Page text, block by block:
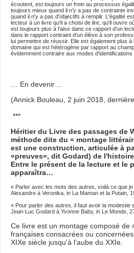
écoutent, est toujours un frein au processus
toujours mieux quand il n'y a pas de contrainte
quand il n'y a pas d'objectifs à remplir. L'égalité
lecteur à un livre qu'il a choisi de lire, qu'il ouvre
est toujours plus à l'aise dans ce rapport d'un
dans le rapport contraint d'un élève à son
lui permettre de réussir. Elle est également plus
domaine qui est hétérogène par rapport au
évidemment contraire aux modes
… En devenir…
(Annick Bouleau, 2 juin 2018,
***
Héritier du Livre des passages de
méthode dite du « montage
est une construction, articulée à
«preuves», dit Godard) de
Entre le présent de la lecture et le
apparaîtra…
« Parler avec les mots des autres, voilà ce que
Alexandre à Veronika, in La Maman et la Putain,
« Pour parler des autres, il faut avoir la modestie
Jean-Luc Godard à Yvonne Baby, in Le Monde,
Ce livre est un montage composé de
françaises consacrées ou
XIXe siècle jusqu'à l'aube du XXIe.